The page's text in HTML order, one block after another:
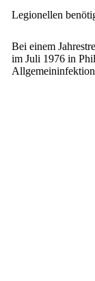
Legionellen
Bei einem
im Juli 1976 in